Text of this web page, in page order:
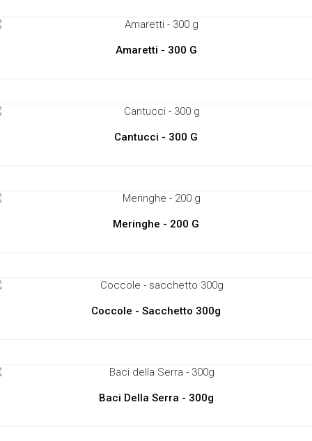
Amaretti - 300 G
Cantucci - 300 G
Meringhe - 200 G
Coccole - Sacchetto 300g
Baci Della Serra - 300g